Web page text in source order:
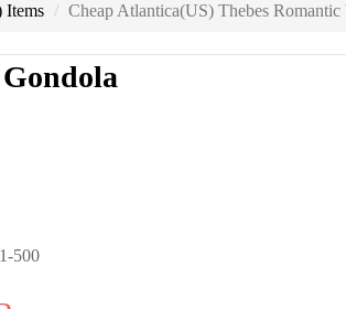
Items Cheap Atlantica(US) Thebes
1-500